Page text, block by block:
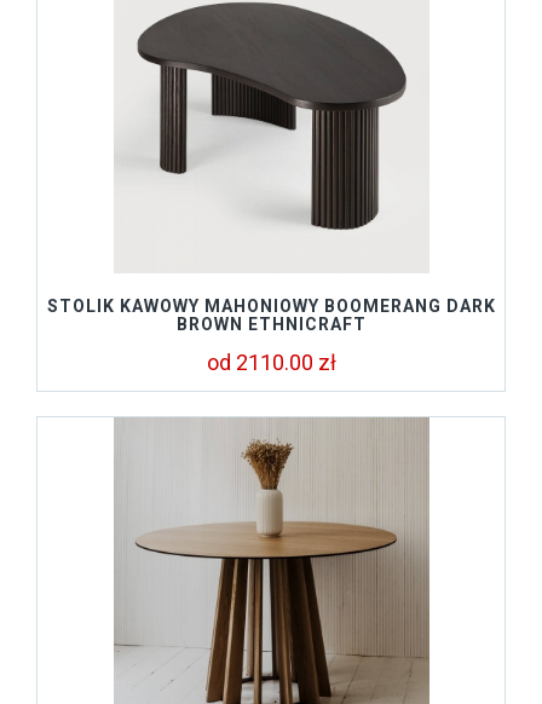
STOLIK KAWOWY MAHONIOWY BOOMERANG DARK
BROWN ETHNICRAFT
od 2110.00 zł